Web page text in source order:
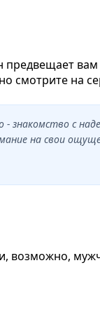
смотрите на
- знакомство с
на свои
возможно,